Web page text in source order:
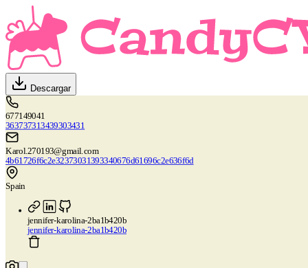
Descargar
677149041
363737313439303431
Karol.270193@gmail.com
4b61726f6c2e32373031393340676d61696c2e636f6d
Spain
jennifer-karolina-2ba1b420b
jennifer-karolina-2ba1b420b